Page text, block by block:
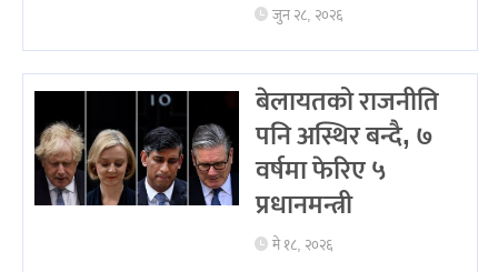
जुन २८, २०२६
बेलायतको राजनीति
पनि अस्थिर बन्दै, ७
वर्षमा फेरिए ५
प्रधानमन्त्री
मे १८, २०२६